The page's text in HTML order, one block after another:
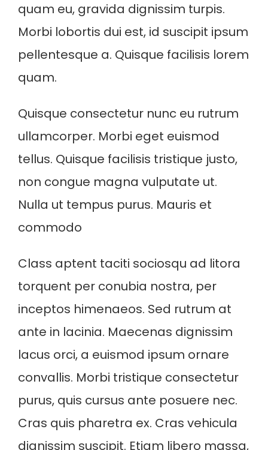
quam eu, gravida dignissim turpis.
Morbi lobortis dui est, id suscipit ipsum
pellentesque a. Quisque facilisis lorem
quam.
Quisque consectetur nunc eu rutrum
ullamcorper. Morbi eget euismod
tellus. Quisque facilisis tristique justo,
non congue magna vulputate ut.
Nulla ut tempus purus. Mauris et
commodo
Class aptent taciti sociosqu ad litora
torquent per conubia nostra, per
inceptos himenaeos. Sed rutrum at
ante in lacinia. Maecenas dignissim
lacus orci, a euismod ipsum ornare
convallis. Morbi tristique consectetur
purus, quis cursus ante posuere nec.
Cras quis pharetra ex. Cras vehicula
dignissim suscipit. Etiam libero massa,